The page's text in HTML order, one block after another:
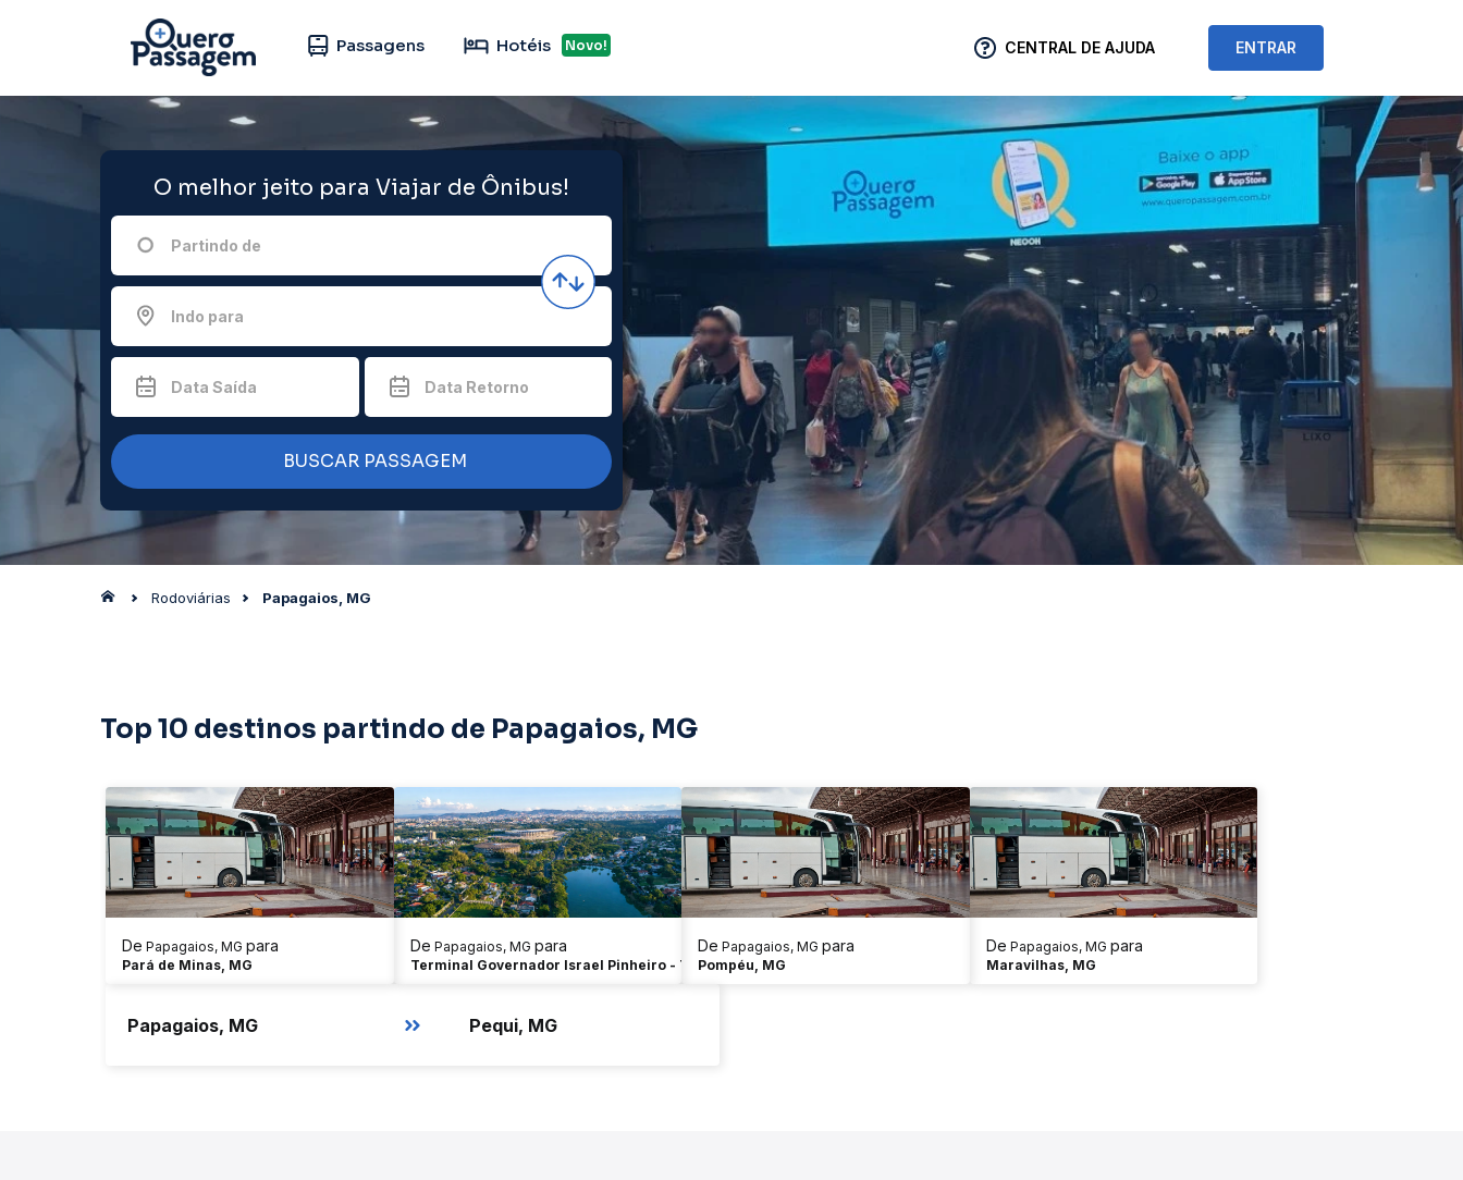
Passagens Hotéis Novo! CENTRAL DE AJUDA ENTRAR
O melhor jeito para Viajar de Ônibus!
Partindo de
Indo para
Data Saída Data Retorno
BUSCAR PASSAGEM
Rodoviárias Papagaios, MG
Top 10 destinos partindo de Papagaios, MG
De Papagaios, MG para
Pará de Minas, MG
De Papagaios, MG para
Terminal Governador Israel Pinheiro - Tergip
De Papagaios, MG para
Pompéu, MG
De Papagaios, MG para
Maravilhas, MG
Papagaios, MG Pequi, MG